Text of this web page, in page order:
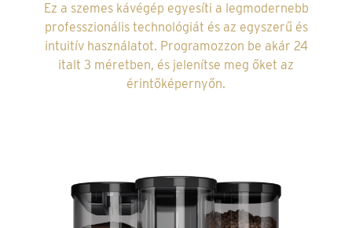
Ez a szemes kávégép egyesíti a legmodernebb
professzionális technológiát és az egyszerű és
intuitív használatot. Programozzon be akár 24
italt 3 méretben, és jelenítse meg őket az
érintőképernyőn.